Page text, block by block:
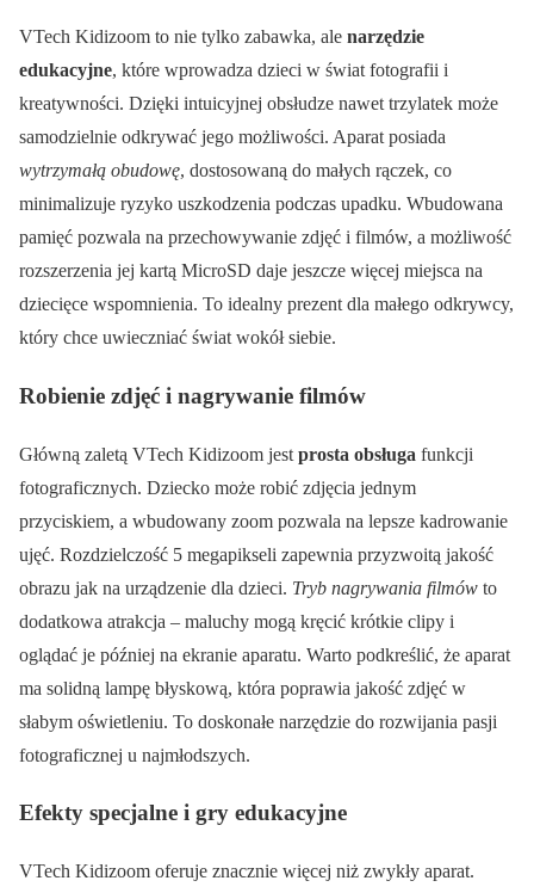
VTech Kidizoom to nie tylko zabawka, ale narzędzie
edukacyjne, które wprowadza dzieci w świat fotografii i
kreatywności. Dzięki intuicyjnej obsłudze nawet trzylatek może
samodzielnie odkrywać jego możliwości. Aparat posiada
wytrzymałą obudowę, dostosowaną do małych rączek, co
minimalizuje ryzyko uszkodzenia podczas upadku. Wbudowana
pamięć pozwala na przechowywanie zdjęć i filmów, a możliwość
rozszerzenia jej kartą MicroSD daje jeszcze więcej miejsca na
dziecięce wspomnienia. To idealny prezent dla małego odkrywcy,
który chce uwieczniać świat wokół siebie.
Robienie zdjęć i nagrywanie filmów
Główną zaletą VTech Kidizoom jest prosta obsługa funkcji
fotograficznych. Dziecko może robić zdjęcia jednym
przyciskiem, a wbudowany zoom pozwala na lepsze kadrowanie
ujęć. Rozdzielczość 5 megapikseli zapewnia przyzwoitą jakość
obrazu jak na urządzenie dla dzieci. Tryb nagrywania filmów to
dodatkowa atrakcja – maluchy mogą kręcić krótkie clipy i
oglądać je później na ekranie aparatu. Warto podkreślić, że aparat
ma solidną lampę błyskową, która poprawia jakość zdjęć w
słabym oświetleniu. To doskonałe narzędzie do rozwijania pasji
fotograficznej u najmłodszych.
Efekty specjalne i gry edukacyjne
VTech Kidizoom oferuje znacznie więcej niż zwykły aparat.